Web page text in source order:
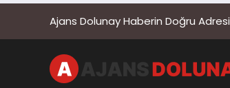
Ajans Dolunay Haberin Doğru Adresi